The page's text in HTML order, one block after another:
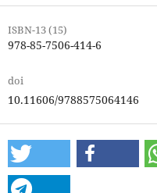
ISBN-13 (15)
978-85-7506-414-6
doi
10.11606/9788575064146